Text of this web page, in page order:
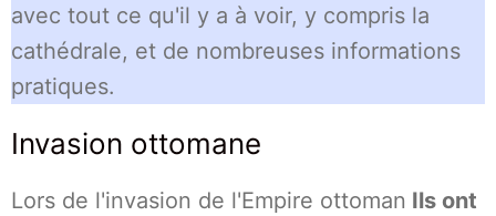
avec tout ce qu'il y a à voir, y compris la
cathédrale, et de nombreuses informations
pratiques.
Invasion ottomane
Lors de l'invasion de l'Empire ottoman Ils ont